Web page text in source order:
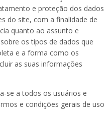
e proteção dos dados
do site, com a finalidade de
quanto ao assunto e
os tipos de dados que
e a forma como os
as suas informações
se a todos os usuários e
e condições gerais de uso